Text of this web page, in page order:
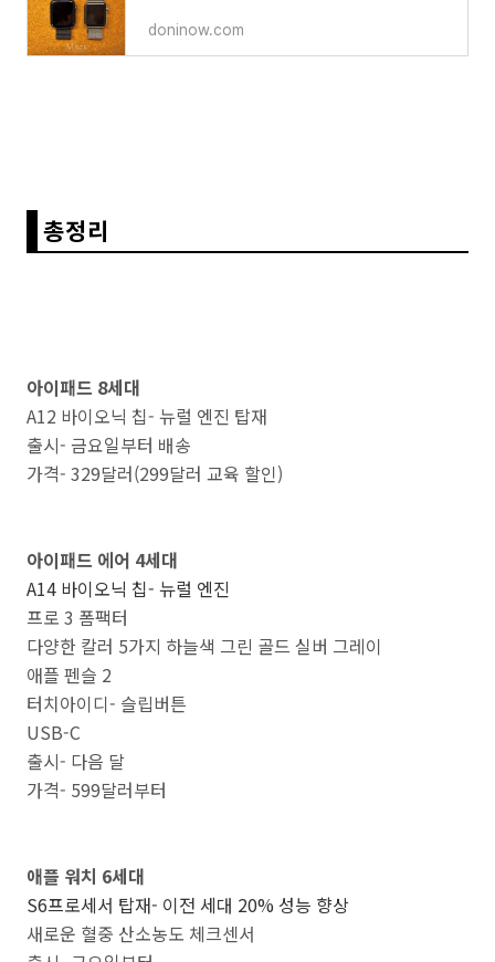
doninow.com
총정리
아이패드 8세대
A12 바이오닉 칩- 뉴럴 엔진 탑재
출시- 금요일부터 배송
가격- 329달러(299달러 교육 할인)
아이패드 에어 4세대
A14 바이오닉 칩- 뉴럴 엔진
프로 3 폼팩터
다양한 칼러 5가지 하늘색 그린 골드 실버 그레이
애플 펜슬 2
터치아이디- 슬립버튼
USB-C
출시- 다음 달
가격- 599달러부터
애플 워치 6세대
S6프로세서 탑재- 이전 세대 20% 성능 향상
새로운 혈중 산소농도 체크센서